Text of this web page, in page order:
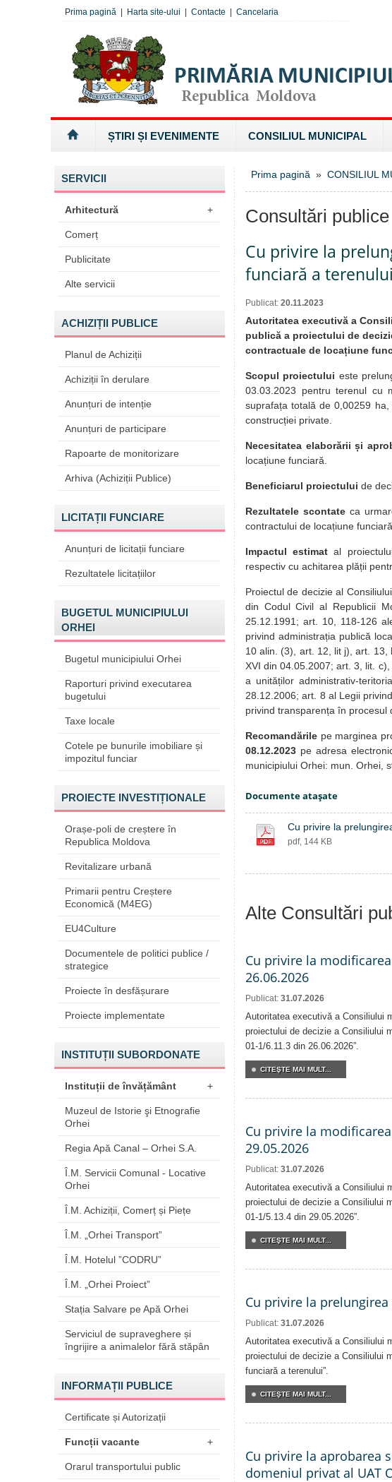
Prima pagină Harta site-ului Contacte Cancelaria
ȘTIRI ȘI EVENIMENTE CONSILIUL MUNICIPAL
SERVICII
Arhitectură +
Comerț
Publicitate
Alte servicii
ACHIZIȚII PUBLICE
Planul de Achiziții
Achiziții în derulare
Anunțuri de intenție
Anunțuri de participare
Rapoarte de monitorizare
Arhiva (Achiziții Publice)
LICITAȚII FUNCIARE
Anunțuri de licitații funciare
Rezultatele licitațiilor
BUGETUL MUNICIPIULUI
ORHEI
Bugetul municipiului Orhei
Raporturi privind executarea
bugetului
Taxe locale
Cotele pe bunurile imobiliare și
impozitul funciar
PROIECTE INVESTIȚIONALE
Orașe-poli de creștere în
Republica Moldova
Revitalizare urbană
Primarii pentru Creștere
Economică (M4EG)
EU4Culture
Documentele de politici publice /
strategice
Proiecte în desfășurare
Proiecte implementate
INSTITUȚII SUBORDONATE
Instituții de învățământ +
Muzeul de Istorie şi Etnografie
Orhei
Regia Apă Canal – Orhei S.A.
Î.M. Servicii Comunal - Locative
Orhei
Î.M. Achiziții, Comerț și Piețe
Î.M. „Orhei Transport”
Î.M. Hotelul ”CODRU”
Î.M. „Orhei Proiect”
Stația Salvare pe Apă Orhei
Serviciul de supraveghere și
îngrijire a animalelor fără stăpân
INFORMAȚII PUBLICE
Certificate și Autorizații
Funcții vacante +
Orarul transportului public
Prima pagină » CONSILIUL
Consultări publice
Cu privire la
funciară a terenului
Publicat: 20.11.2023
Autoritatea executivă a
publică a proiectului de
contractuale de locațiune
Scopul proiectului este
03.03.2023 pentru terenul cu
suprafața totală de 0,00259
construcției private.
Necesitatea elaborării și
locațiune funciară.
Beneficiarul proiectului de
Rezultatele scontate ca
contractului de locațiune
Impactul estimat al
respectiv cu achitarea plății
Proiectul de decizie al
din Codul Civil al Republicii
25.12.1991; art. 10, 118-126
privind administrația publică
10 alin. (3), art. 12, lit j), art. 13,
XVI din 04.05.2007; art. 3, lit.
a unităților administrativ-
28.12.2006; art. 8 al Legii
privind transparența în procesul
Recomandările pe marginea
08.12.2023 pe adresa
municipiului Orhei: mun. Orhei,
Documente ataşate
Cu privire la
pdf, 144 KB
Alte Consultări
Cu privire la
26.06.2026
Publicat: 31.07.2026
Autoritatea executivă a Consiliului
proiectului de decizie a Consiliului
01-1/6.11.3 din 26.06.2026”.
CITEŞTE MAI MULT...
Cu privire la
29.05.2026
Publicat: 31.07.2026
Autoritatea executivă a Consiliului
proiectului de decizie a Consiliului
01-1/5.13.4 din 29.05.2026”.
CITEŞTE MAI MULT...
Cu privire la
Publicat: 31.07.2026
Autoritatea executivă a Consiliului
proiectului de decizie a Consiliului
funciară a terenului”.
CITEŞTE MAI MULT...
Cu privire la aprobarea
domeniul privat al UAT